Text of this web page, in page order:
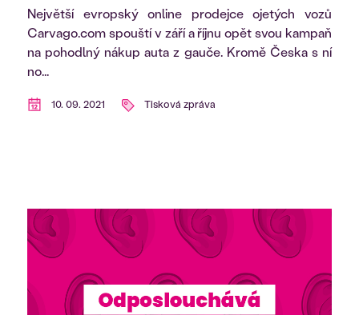
Největší evropský online prodejce ojetých vozů
Carvago.com spouští v září a říjnu opět svou kampaň
na pohodlný nákup auta z gauče. Kromě Česka s ní
no...
10. 09. 2021 Tisková zpráva